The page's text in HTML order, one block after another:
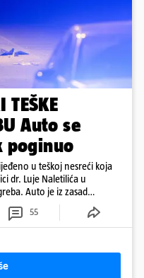
TEŠKE
Auto se
poginuo
u teškoj nesreći koja
dr. Luje Naletilića u
Auto je iz zasad
siline udara vozilo se
55